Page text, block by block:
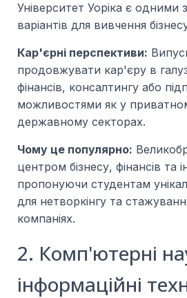
Університет Уоріка є одними
варіантів для вивчення
Кар'єрні перспективи:
продовжувати кар'єру в
фінансів, консалтингу або
можливостями як у
державному секторах.
Чому це популярно:
центром бізнесу, фінансів та
пропонуючи студентам
для нетворкінгу та
компаніях.
2. Комп'ютерні
інформаційні